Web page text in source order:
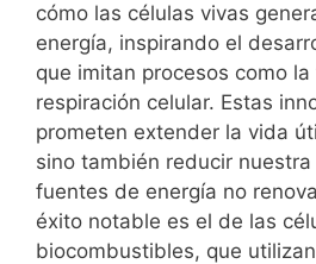
cómo las células vivas
energía, inspirando el
que imitan procesos como
respiración celular. Estas
prometen extender la vida
sino también reducir
fuentes de energía no
éxito notable es el de las
biocombustibles, que